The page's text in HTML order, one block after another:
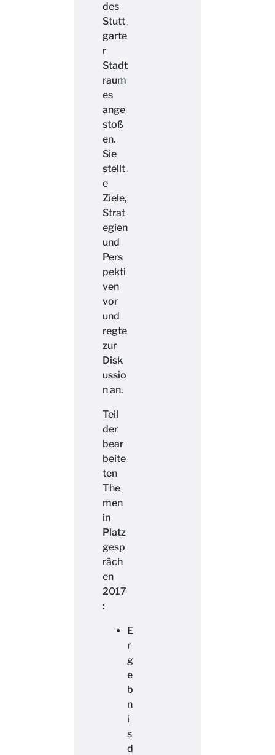
des
Stutt
garte
r
Stadt
raum
es
ange
stoß
en.
Sie
stellt
e
Ziele,
Strat
egien
und
Pers
pekti
ven
vor
und
regte
zur
Disk
ussio
n an.
Teil
der
bear
beite
ten
The
men
in
Platz
gesp
räch
en
2017
:
E
r
g
e
b
n
i
s
d